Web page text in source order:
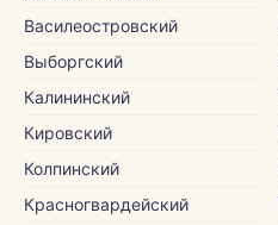
Василеостровский
Выборгский
Калининский
Кировский
Колпинский
Красногвардейский